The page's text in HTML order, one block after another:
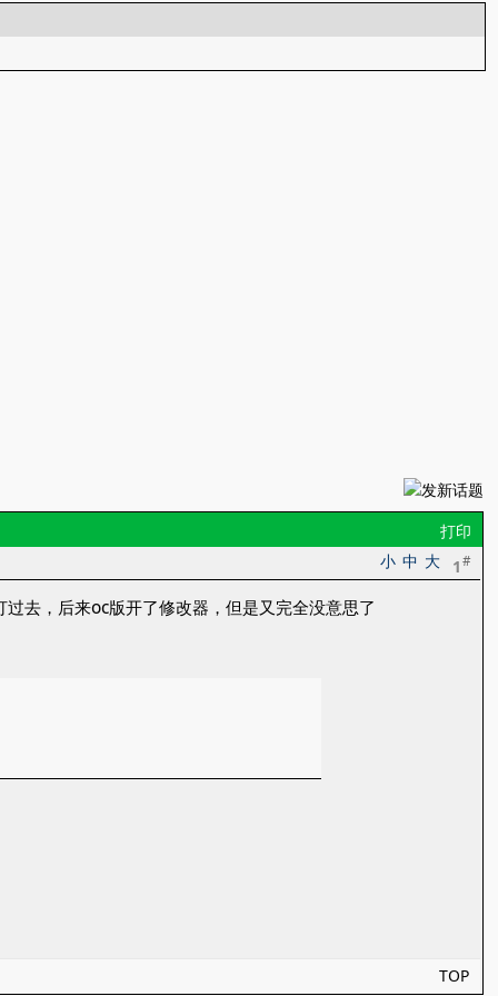
打印
1 #
大
中
小
去，后来oc版开了修改器，但是又完全没意思了
TOP